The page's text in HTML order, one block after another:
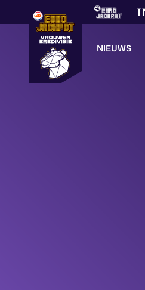
NIEUWS